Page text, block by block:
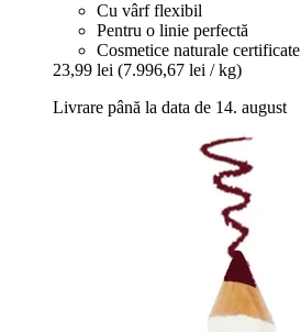
Cu vârf flexibil
Pentru o linie perfectă
Cosmetice naturale certificate
23,99 lei (7.996,67 lei / kg)
Livrare până la data de 14. august